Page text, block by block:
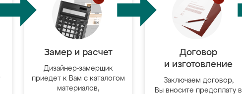
Замер и расчет
Дизайнер-замерщик
приедет к Вам с каталогом
материалов,
Договор
и изготовление
Заключаем договор,
Вы вносите предоплату в